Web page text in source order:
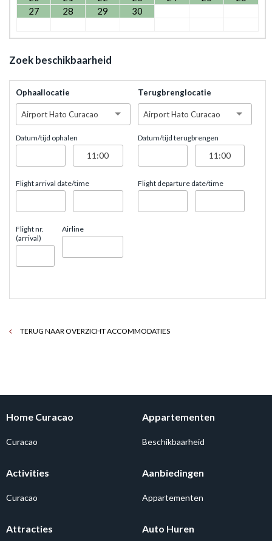
27
28 29 30
Zoek beschikbaarheid
Ophaallocatie
Airport Hato Curacao
Datum/tijd ophalen
Flight arrival date/time
Flight nr.
(arrival)
Airline
Terugbrenglocatie
Airport Hato Curacao
Datum/tijd terugbrengen
Flight departure date/time
TERUG NAAR OVERZICHT ACCOMMODATIES
Home Curacao
Curacao
Appartementen
Beschikbaarheid
Activities
Curacao
Aanbiedingen
Appartementen
Attracties Auto Huren